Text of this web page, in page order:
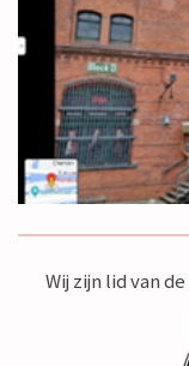
Wij zijn lid van de